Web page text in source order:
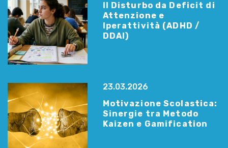
Il Disturbo da Deficit di
Attenzione e
Iperattività (ADHD /
DDAI)
23.03.2026
Motivazione Scolastica:
Sinergie tra Metodo
Kaizen e Gamification